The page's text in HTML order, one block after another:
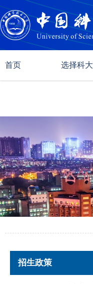
首页 选择科大
招生政策